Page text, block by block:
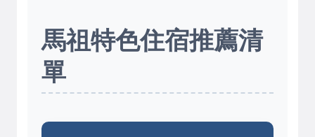
馬祖特色住宿推薦清
單